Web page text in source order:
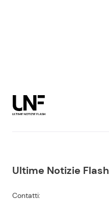
Ultime Notizie Flash
Contatti: